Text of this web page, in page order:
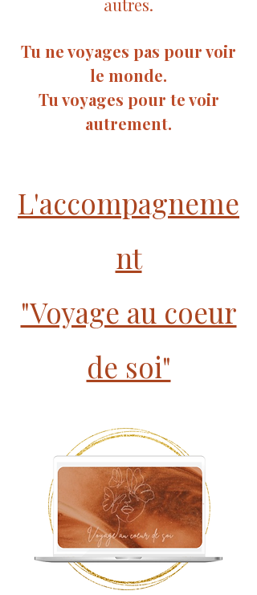
autres.
Tu ne voyages pas pour voir
le monde.
Tu voyages pour te voir
autrement.
L'accompagneme
nt
"Voyage au coeur
de soi"